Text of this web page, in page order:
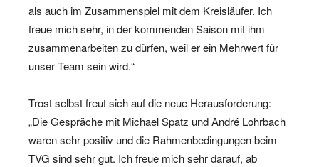
als auch im Zusammenspiel mit dem Kreisläufer. Ich
freue mich sehr, in der kommenden Saison mit ihm
zusammenarbeiten zu dürfen, weil er ein Mehrwert für
unser Team sein wird.“
Trost selbst freut sich auf die neue Herausforderung:
„Die Gespräche mit Michael Spatz und André Lohrbach
waren sehr positiv und die Rahmenbedingungen beim
TVG sind sehr gut. Ich freue mich sehr darauf, ab